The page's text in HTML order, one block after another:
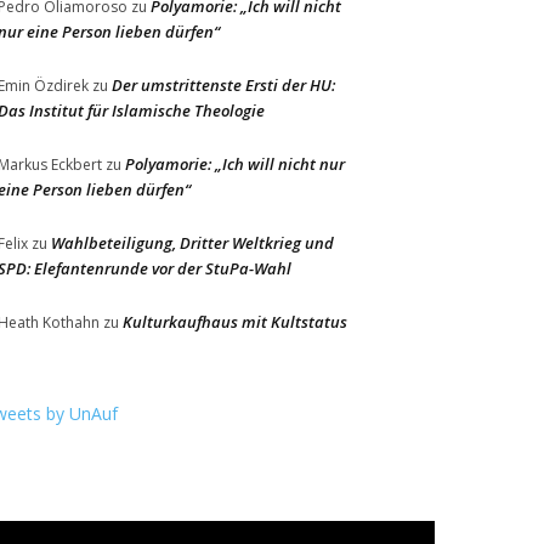
Pedro Oliamoroso zu Polyamorie: „Ich will nicht
eine Person lieben dürfen“
Emin Özdirek zu Der umstrittenste Ersti der HU:
Institut für Islamische Theologie
Markus Eckbert zu Polyamorie: „Ich will nicht nur
Person lieben dürfen“
Felix zu Wahlbeteiligung, Dritter Weltkrieg und
Elefantenrunde vor der StuPa-Wahl
Heath Kothahn zu Kulturkaufhaus mit Kultstatus
by UnAuf